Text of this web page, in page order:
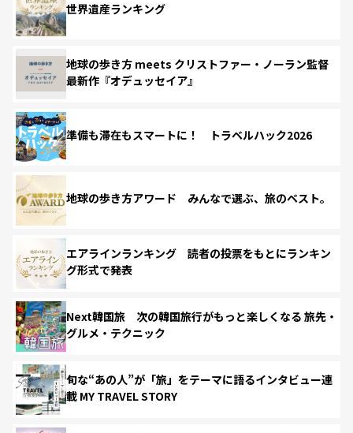
世界遺産ランキング
地球の歩き方 meets クリストファー・ノーラン監督
最新作『オデュッセイア』
準備も滞在もスマートに！ トラベルハック2026
地球の歩き方アワード みんなで選ぶ、旅のベスト。
エアラインランキング 読者の投票をもとにランキン
グ形式で発表
Next韓国旅 次の韓国旅行がもっと楽しくなる 旅先・
グルメ・テクニック
旬な“あの人”が「旅」をテーマに語るインタビュー連
載 MY TRAVEL STORY